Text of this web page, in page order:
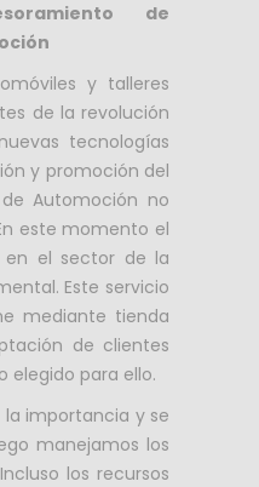
de
y talleres
de la revolución
tecnologías
y promoción del
Automoción no
este momento el
en el sector de la
Este servicio
mediante tienda
de clientes
elegido para ello.
importancia y se
manejamos los
los recursos